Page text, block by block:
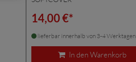
14,00 €*
lieferbar innerhalb von 3-4 Werktagen
In den Warenkorb